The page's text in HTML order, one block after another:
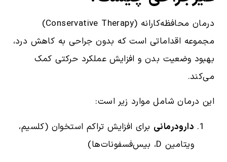
درمان محافظه‌کارانه (Conservative Therapy)
مجموعه اقداماتی است که بدون جراحی به کاهش درد،
بهبود وضعیت بدن و افزایش عملکرد حرکتی کمک
می‌کند.
این درمان شامل موارد زیر است:
دارودرمانی برای افزایش تراکم استخوان (کلسیم،
ویتامین D، بیس‌فسفونات‌ها)